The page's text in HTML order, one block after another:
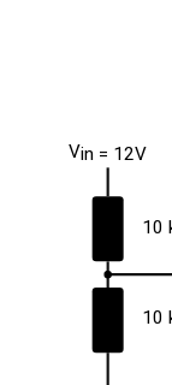
Vin = 12V
10
10